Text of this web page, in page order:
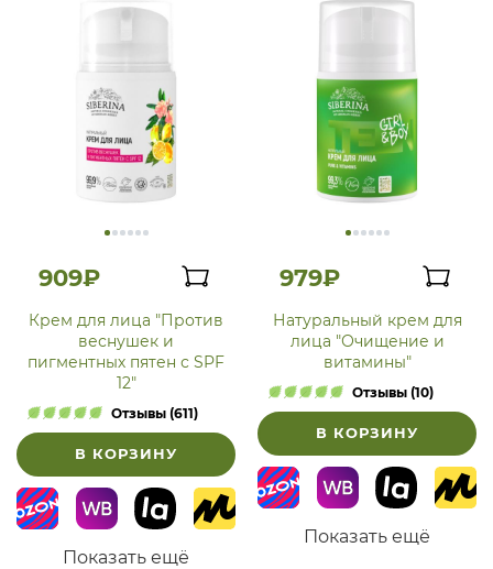
909₽
Крем для лица "Против
веснушек и
пигментных пятен с SPF
12"
Отзывы (611)
В КОРЗИНУ
Показать ещё
979₽
Натуральный крем для
лица "Очищение и
витамины"
Отзывы (10)
В КОРЗИНУ
Показать ещё